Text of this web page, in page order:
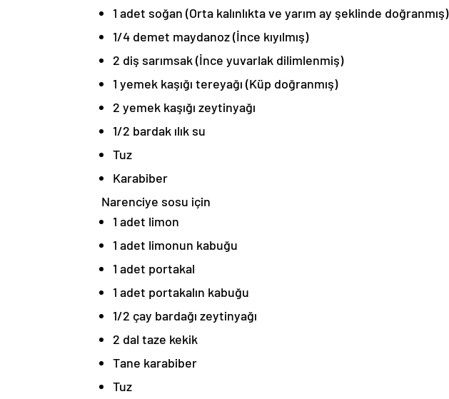
1 adet soğan (Orta kalınlıkta ve yarım ay şeklinde doğranmış)
1/4 demet maydanoz (İnce kıyılmış)
2 diş sarımsak (İnce yuvarlak dilimlenmiş)
1 yemek kaşığı tereyağı (Küp doğranmış)
2 yemek kaşığı zeytinyağı
1/2 bardak ılık su
Tuz
Karabiber
Narenciye sosu için
1 adet limon
1 adet limonun kabuğu
1 adet portakal
1 adet portakalın kabuğu
1/2 çay bardağı zeytinyağı
2 dal taze kekik
Tane karabiber
Tuz